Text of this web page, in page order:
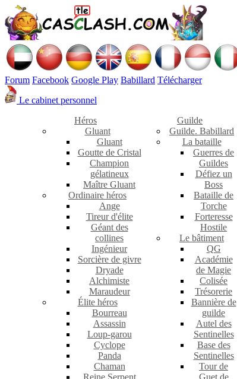
Forum Facebook Google Play Babillard Télécharger
Le cabinet personnel
Héros
Gluant
Gluant
Goutte de Cristal
Champion
gélatineux
Maître Gluant
Ordinaire héros
Ange
Tireur d'élite
Géant des
collines
Ingénieur
Sorcière de givre
Dryade
Alchimiste
Maraudeur
Élite héros
Bourreau
Assassin
Loup-garou
Cyclope
Panda
Chaman
Guilde
Guilde. Babillard
La bataille
Guerres de
Guildes
Défiez un
Boss
Bataille de
Torche
Forteresse
Hostile
Le bâtiment
QG
Académie
de Magie
Colisée
Trésorerie
Bannière de
guilde
Autel des
Sentinelles
Base des
Sentinelles
Tour de